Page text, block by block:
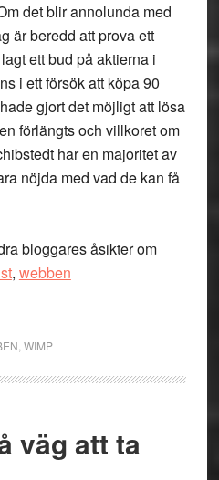
det blir annolunda med
är beredd att prova ett
ett bud på aktierna i
i ett försök att köpa 90
gjort det möjligt att lösa
förlängts och villkoret om
har en majoritet av
nöjda med vad de kan få
bloggares åsikter om
, webben
WIMP
väg att ta